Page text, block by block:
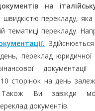
на
перекладу, яка
тематиці перекладу.
переклад юридичної
документації
сторінок на день
Також Ви завжди
документів.